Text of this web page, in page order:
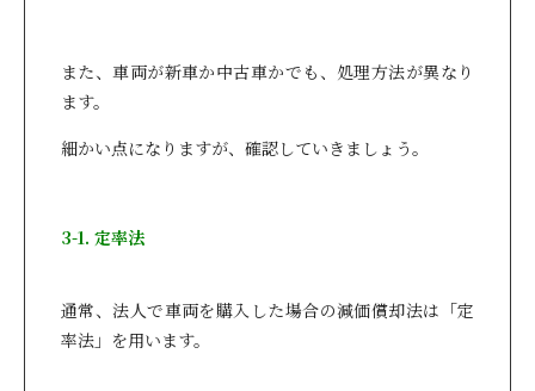
また、車両が新車か中古車かでも、処理方法が異なり
ます。
細かい点になりますが、確認していきましょう。
3-1. 定率法
通常、法人で車両を購入した場合の減価償却法は「定
率法」を用います。